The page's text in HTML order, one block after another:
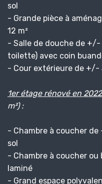
sol
- Grande pièce à
12 m²
- Salle de douche de +/-
toilette) avec coin
- Cour extérieure de +/-
1er étagerénové en 2022
m²) :
- Chambre à coucher
sol
- Chambre à coucher
laminé
- Grand espace